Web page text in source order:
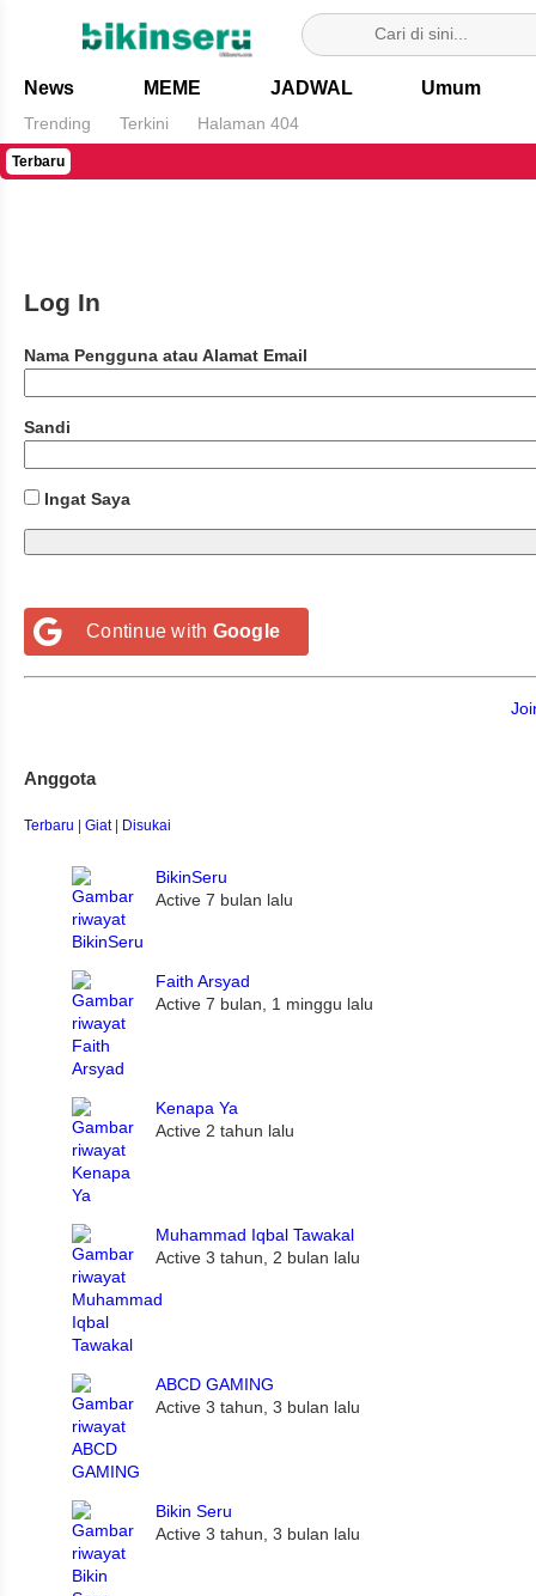
Bikin Seru
News MEME JADWAL Umum
Trending Terkini Halaman 404
Terbaru
Log In
Nama Pengguna atau Alamat Email
Sandi
Ingat Saya
Continue with Google
Anggota
Terbaru Giat Disukai
BikinSeru
Active 7 bulan lalu
Faith Arsyad
Active 7 bulan, 1 minggu lalu
Kenapa Ya
Active 2 tahun lalu
Muhammad Iqbal Tawakal
Active 3 tahun, 2 bulan lalu
ABCD GAMING
Active 3 tahun, 3 bulan lalu
Bikin Seru
Active 3 tahun, 3 bulan lalu